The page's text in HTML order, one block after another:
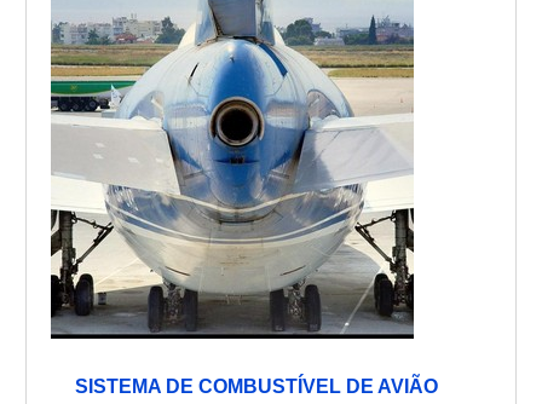
segurança dos passageiros e tripulantes.
SISTEMA DE COMBUSTÍVEL DE AVIÃO